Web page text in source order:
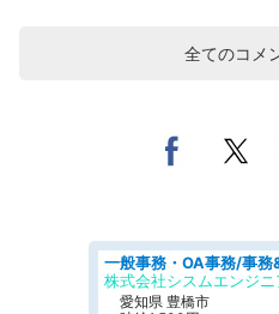
全てのコメ
株式会社シスムエンジ
愛知県 豊橋市